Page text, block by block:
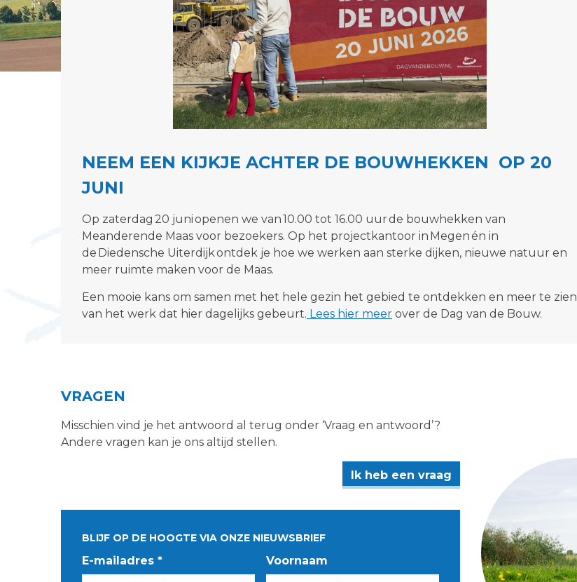
NEEM EEN KIJKJE ACHTER DE BOUWHEKKEN OP 20
JUNI
Op zaterdag 20 juni openen we van 10.00 tot 16.00 uur de bouwhekken van
Meanderende Maas voor bezoekers. Op het projectkantoor in Megen én in
de Diedensche Uiterdijk ontdek je hoe we werken aan sterke dijken, nieuwe natuur en
meer ruimte maken voor de Maas.
Een mooie kans om samen met het hele gezin het gebied te ontdekken en meer te zien
van het werk dat hier dagelijks gebeurt. Lees hier meer over de Dag van de Bouw.
VRAGEN
Misschien vind je het antwoord al terug onder ‘Vraag en antwoord’?
Andere vragen kan je ons altijd stellen.
Ik heb een vraag
BLIJF OP DE HOOGTE VIA ONZE NIEUWSBRIEF
E-mailadres * Voornaam